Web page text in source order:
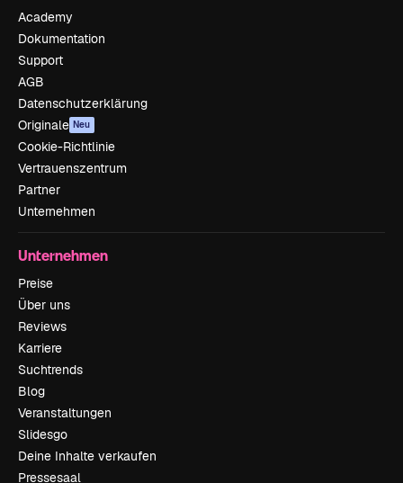
Academy
Dokumentation
Support
AGB
Datenschutzerklärung
Originale Neu
Cookie-Richtlinie
Vertrauenszentrum
Partner
Unternehmen
Unternehmen
Preise
Über uns
Reviews
Karriere
Suchtrends
Blog
Veranstaltungen
Slidesgo
Deine Inhalte verkaufen
Pressesaal